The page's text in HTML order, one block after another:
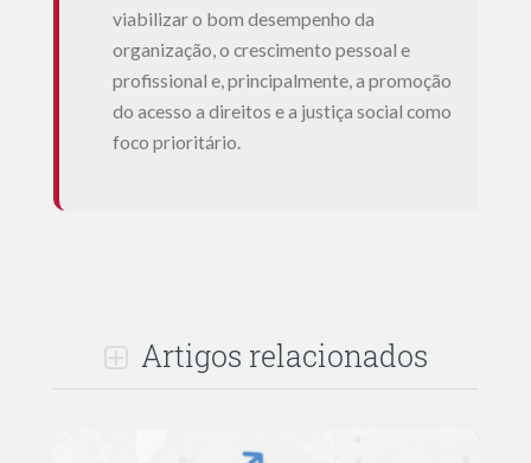
viabilizar o bom desempenho da
organização, o crescimento pessoal e
profissional e, principalmente, a promoção
do acesso a direitos e a justiça social como
foco prioritário.
Artigos relacionados